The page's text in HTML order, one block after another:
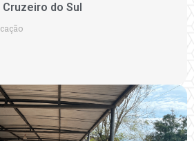
do Sul